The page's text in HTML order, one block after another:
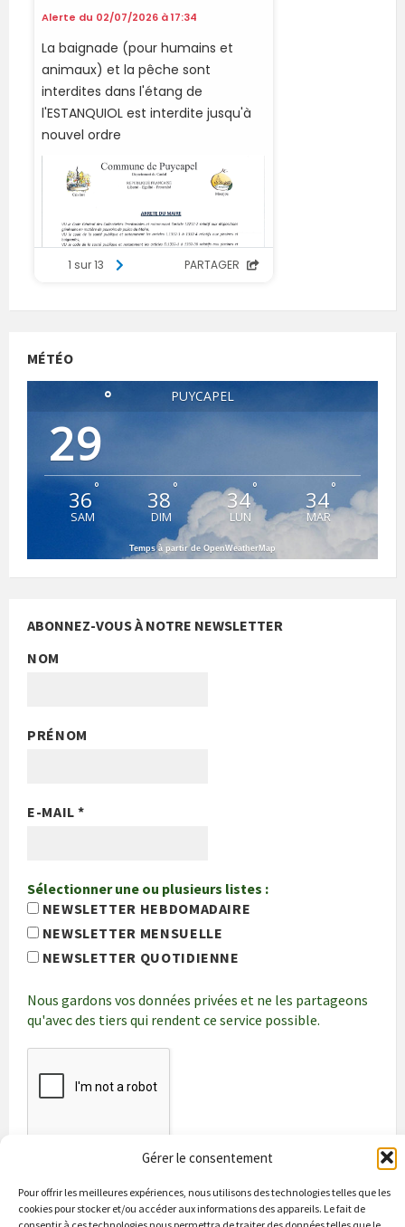
Gérer le consentement
Pour offrir les meilleures expériences, nous utilisons des technologies telles que les
cookies pour stocker et/ou accéder aux informations des appareils. Le fait de
MÉTÉO
PUYCAPEL
29
°
36°
SAM
38 °
DIM
34°
LUN
34°
MAR
Temps à partir de OpenWeatherMap
ABONNEZ-VOUS À NOTRE NEWSLETTER
NOM
PRÉNOM
E-MAIL*
Sélectionner une ou plusieurs listes :
NEWSLETTER HEBDOMADAIRE
NEWSLETTER MENSUELLE
NEWSLETTER QUOTIDIENNE
Nous gardons vos données privées et ne les partageons
qu'avec des tiers qui rendent ce service possible.